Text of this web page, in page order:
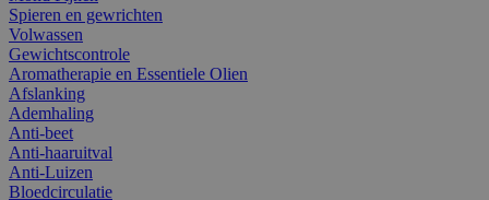
Spieren en gewrichten
Volwassen
Gewichtscontrole
Aromatherapie en Essentiele Olien
Afslanking
Ademhaling
Anti-beet
Anti-haaruitval
Anti-Luizen
Bloedcirculatie